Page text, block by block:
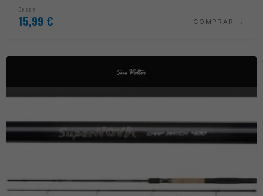
Desde
15,99 € COMPRAR